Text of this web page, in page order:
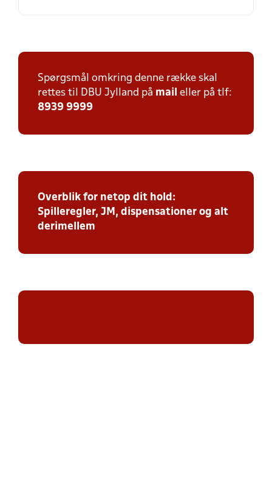
Spørgsmål omkring denne række skal
rettes til DBU Jylland på mail eller på tlf:
8939 9999
Overblik for netop dit hold:
Spilleregler, JM, dispensationer og alt
derimellem